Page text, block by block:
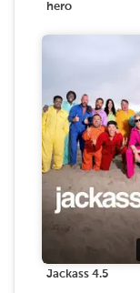
hero
Jackass 4.5